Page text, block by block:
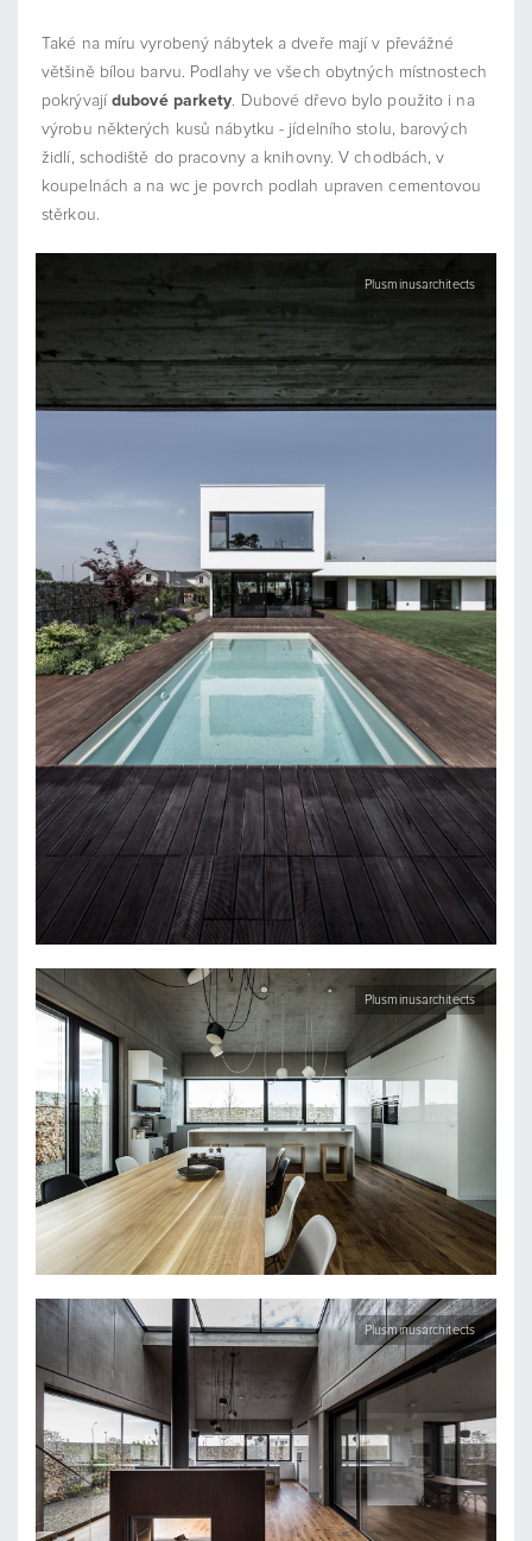
Také na míru vyrobený nábytek a dveře mají v převážné
většině bílou barvu. Podlahy ve všech obytných místnostech
pokrývají dubové parkety. Dubové dřevo bylo použito i na
výrobu některých kusů nábytku - jídelního stolu, barových
židlí, schodiště do pracovny a knihovny. V chodbách, v
koupelnách a na wc je povrch podlah upraven cementovou
stěrkou.
Plusminusarchitects
Plusminusarchitects
Plusminusarchitects